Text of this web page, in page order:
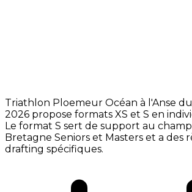
Triathlon Ploemeur Océan à l'Anse
2026 propose formats XS et S en
Le format S sert de support au
Bretagne Seniors et Masters et a des
drafting spécifiques.